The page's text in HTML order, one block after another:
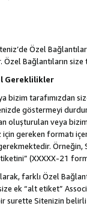
Özel
Bağlantıların
Gereklilikler
bizim tarafımızdan
göstermeyi
oluşturulan veya
gereken formatı
Örneğin,
(XXXXX-21
farklı Özel
ek “alt etiket”
Sitenizin belirli